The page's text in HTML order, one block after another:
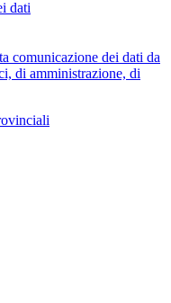
dati
comunicazione dei dati da
di amministrazione, di